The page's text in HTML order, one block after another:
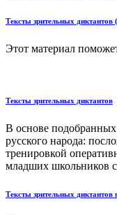
Тексты зрительных диктантов
Этот материал
Тексты зрительных диктантов
В основе подобранных
русского народа:
тренировкой
младших школьников
Тексты зрительных